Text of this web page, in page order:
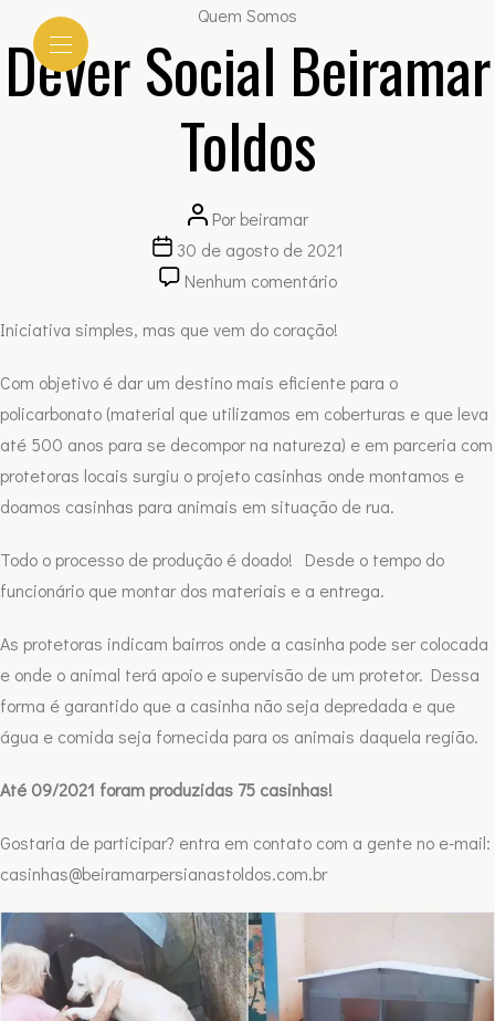
Categorias
Quem Somos
Dever Social Beiramar
Toldos
Autor
do
post
Porbeiramar
Data
de
30 de agosto de 2021
Nenhum comentárioem
Social
Toldos
Iniciativa simples, mas que vem do coração!
Com objetivo é dar um destino mais eficiente para o
policarbonato (material que utilizamos em coberturas e que leva
até 500 anos para se decompor na natureza) e em parceria com
protetoras locais surgiu o projeto casinhas onde montamos e
doamos casinhas para animais em situação de rua.
Todo o processo de produção é doado! Desde o tempo do
funcionário que montar dos materiais e a entrega.
As protetoras indicam bairros onde a casinha pode ser colocada
e onde o animal terá apoio e supervisão de um protetor. Dessa
forma é garantido que a casinha não seja depredada e que
água e comida seja fornecida para os animais daquela região.
Até 09/2021 foram produzidas 75 casinhas!
Gostaria de participar? entra em contato com a gente no e-mail:
casinhas@beiramarpersianastoldos.com.br